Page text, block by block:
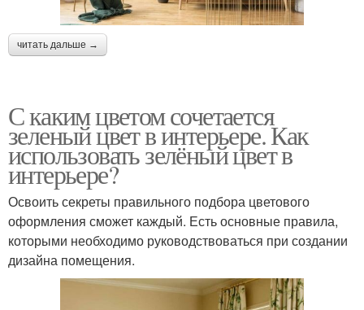
читать дальше →
С каким цветом сочетается
зеленый цвет в интерьере. Как
использовать зелёный цвет в
интерьере?
Освоить секреты правильного подбора цветового
оформления сможет каждый. Есть основные правила,
которыми необходимо руководствоваться при создании
дизайна помещения.